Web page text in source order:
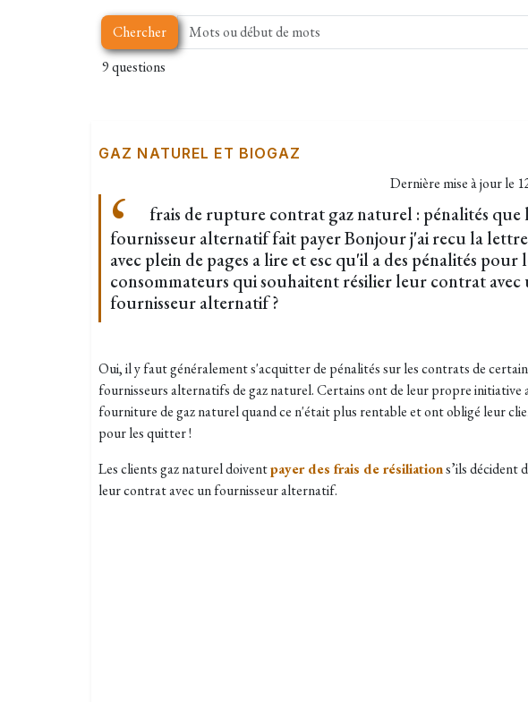
Chercher
9 questions
GAZ NATUREL ET BIOGAZ
Dernière mise à jour le
frais de rupture contrat gaz naturel : pénalités que
fournisseur alternatif fait payer Bonjour j'ai recu la
avec plein de pages a lire et esc qu'il a des pénalités pour
consommateurs qui souhaitent résilier leur contrat avec
fournisseur alternatif ?
Oui, il y faut généralement s'acquitter de pénalités sur les contrats de
fournisseurs alternatifs de gaz naturel. Certains ont de leur propre initiative
fourniture de gaz naturel quand ce n'était plus rentable et ont obligé leur
pour les quitter !
Les clients gaz naturel doiventpayer des frais de résiliations’ils décident
leur contrat avec un fournisseur alternatif.